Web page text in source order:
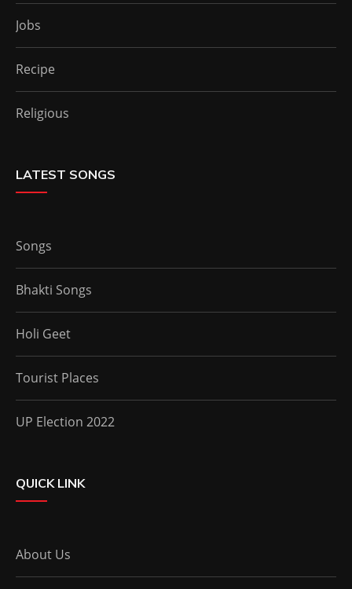
Jobs
Recipe
Religious
LATEST SONGS
Songs
Bhakti Songs
Holi Geet
Tourist Places
UP Election 2022
QUICK LINK
About Us